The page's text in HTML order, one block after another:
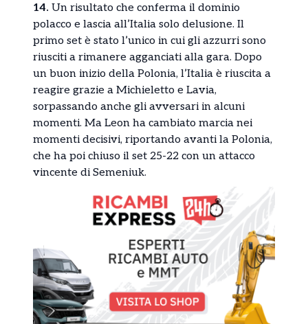
14. Un risultato che conferma il dominio
polacco e lascia all’Italia solo delusione. Il
primo set è stato l’unico in cui gli azzurri sono
riusciti a rimanere agganciati alla gara. Dopo
un buon inizio della Polonia, l’Italia è riuscita a
reagire grazie a Michieletto e Lavia,
sorpassando anche gli avversari in alcuni
momenti. Ma Leon ha cambiato marcia nei
momenti decisivi, riportando avanti la Polonia,
che ha poi chiuso il set 25-22 con un attacco
vincente di Semeniuk.